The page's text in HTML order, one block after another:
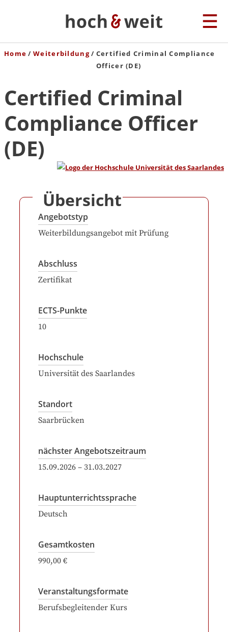
Home Weiterbildung
Certified Criminal Compliance
Officer (DE)
Certified Criminal
Compliance Officer
(DE)
Übersicht
Angebotstyp
Weiterbildungsangebot mit Prüfung
Abschluss
Zertifikat
ECTS-Punkte
10
Hochschule
Universität des Saarlandes
Standort
Saarbrücken
nächster Angebotszeitraum
15.09.2026 – 31.03.2027
Hauptunterrichtssprache
Deutsch
Gesamtkosten
990,00 €
Veranstaltungsformate
Berufsbegleitender Kurs